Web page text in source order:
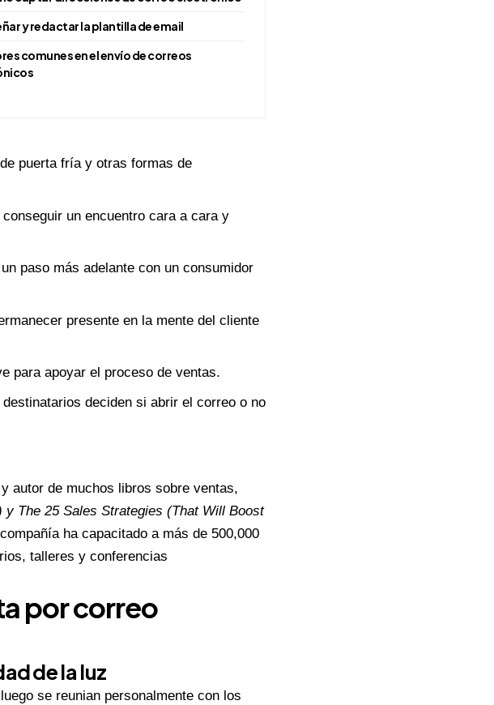
y redactar la plantilla de email
comunes en el envío de correos
puerta fría y otras formas de
un encuentro cara a cara y
paso más adelante con un consumidor
presente en la mente del cliente
para apoyar el proceso de ventas.
deciden si abrir el correo o no
autor de muchos libros sobre ventas,
The 25 Sales Strategies (That Will Boost
ha capacitado a más de 500,000
talleres y conferencias
por correo
de la luz
se reunian personalmente con los